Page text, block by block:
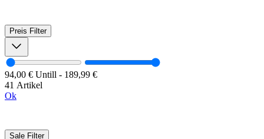
Preis Filter
94,00 € Untill - 189,99 €
41 Artikel
Ok
Sale Filter